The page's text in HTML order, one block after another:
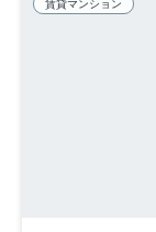
賃貸マンション